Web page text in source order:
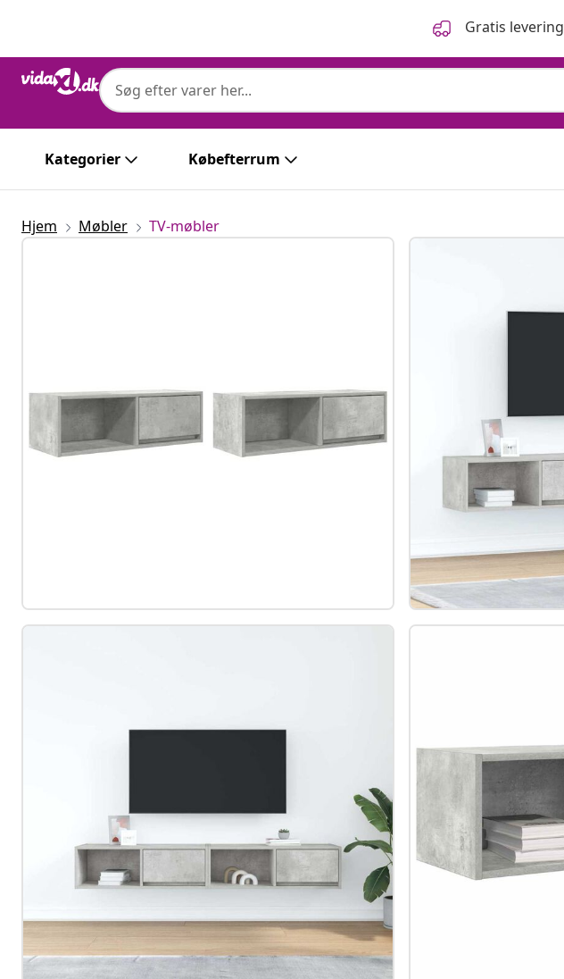
Gratis levering
Kategorier Købefterrum
Hjem Møbler TV-møbler